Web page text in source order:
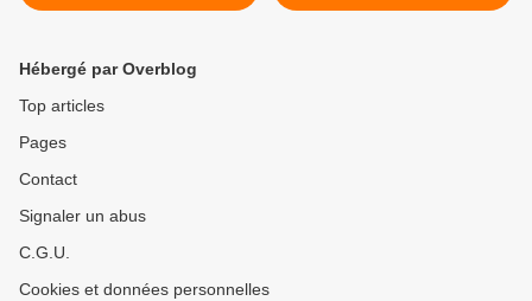
Hébergé par Overblog
Top articles
Pages
Contact
Signaler un abus
C.G.U.
Cookies et données personnelles